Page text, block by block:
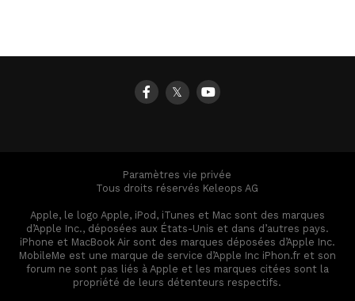
𝕏
Paramètres vie privée
Tous droits réservés Keleops AG
Apple, le logo Apple, iPod, iTunes et Mac sont des marques
d’Apple Inc., déposées aux États-Unis et dans d’autres pays.
iPhone et MacBook Air sont des marques déposées d’Apple Inc.
MobileMe est une marque de service d’Apple Inc iPhon.fr et son
forum ne sont pas liés à Apple et les marques citées sont la
propriété de leurs détenteurs respectifs.